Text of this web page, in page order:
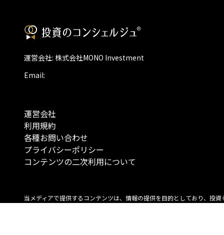
運営会社: 株式会社MONO Investment
Email:
運営会社
利用規約
各種お問い合わせ
プライバシーポリシー
コンテンツの二次利用について
当メディアで提供するコンテンツは、情報の提供を目的としており、投資